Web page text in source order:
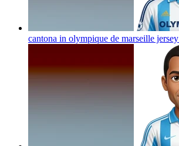
cantona in olympique de marseille jersey